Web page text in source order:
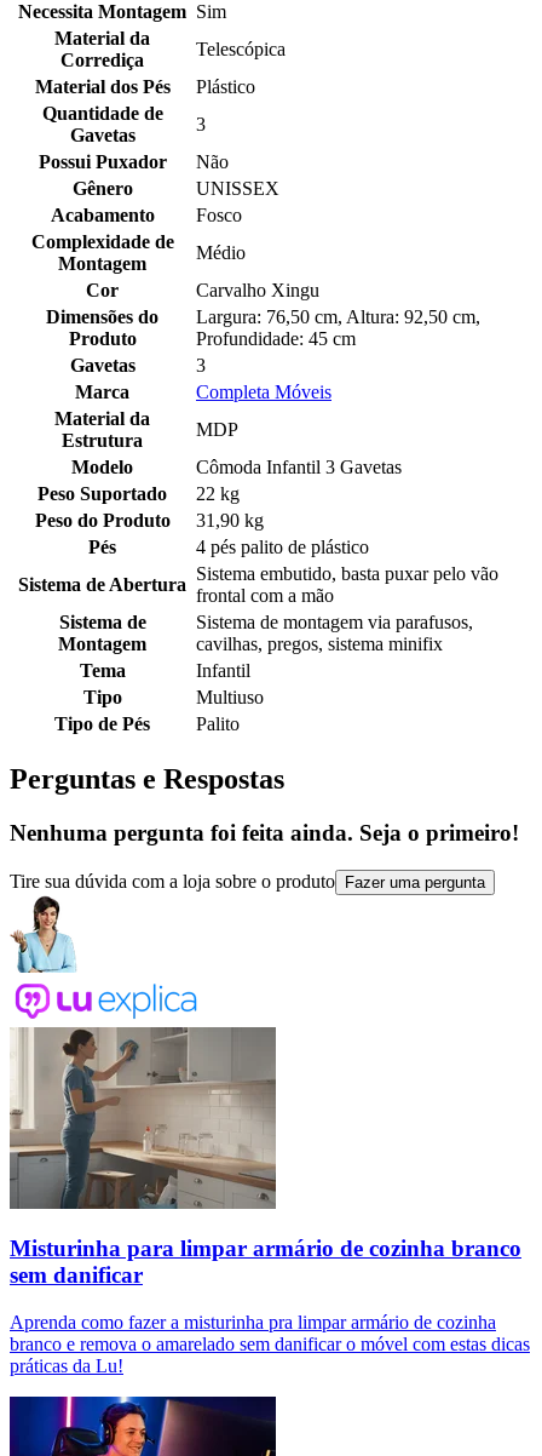
Necessita Montagem Sim
Material da
Corrediça
Telescópica
Material dos Pés
Plástico
Quantidade de
Gavetas
3
Possui Puxador
Não
Gênero
UNISSEX
Acabamento
Fosco
Complexidade de
Montagem
Médio
Cor
Carvalho Xingu
Dimensões do
Produto
Largura: 76,50 cm, Altura: 92,50 cm,
Profundidade: 45 cm
Gavetas
3
Marca
Completa Móveis
Material da
Estrutura
MDP
Modelo
Cômoda Infantil 3 Gavetas
Peso Suportado
22 kg
Peso do Produto
31,90 kg
Pés
4 pés palito de plástico
Sistema de Abertura
Sistema embutido, basta puxar pelo vão
frontal com a mão
Sistema de
Montagem
Sistema de montagem via parafusos,
cavilhas, pregos, sistema minifix
Tema
Infantil
Tipo
Multiuso
Tipo de Pés
Palito
Perguntas e Respostas
Nenhuma pergunta foi feita ainda. Seja o primeiro!
Tire sua dúvida com a loja sobre o produto Fazer uma pergunta
Misturinha para limpar armário de cozinha branco
sem danificar
Aprenda como fazer a misturinha pra limpar armário de cozinha
branco e remova o amarelado sem danificar o móvel com estas dicas
práticas da Lu!